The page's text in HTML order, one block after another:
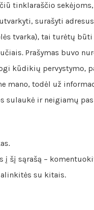
tinklaraščio
surašyti
tvarka), tai turėtų
Prašymas buvo
kūdikių pervystymo,
mano, todėl už
sulaukė ir neigiamų
šį sąrašą –
su kitais.